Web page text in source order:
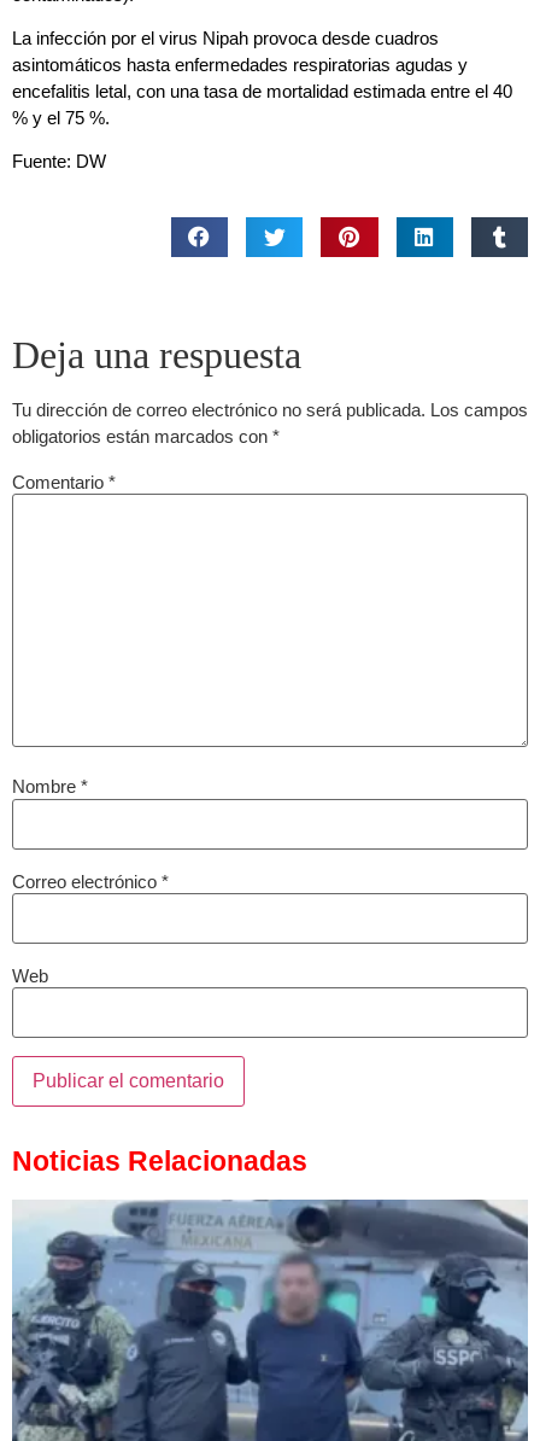
La infección por el virus Nipah provoca desde cuadros
asintomáticos hasta enfermedades respiratorias agudas y
encefalitis letal, con una tasa de mortalidad estimada entre el 40
% y el 75 %.
Fuente: DW
Deja una respuesta
Tu dirección de correo electrónico no será publicada. Los campos
obligatorios están marcados con *
Comentario *
Nombre *
Correo electrónico *
Web
Noticias Relacionadas